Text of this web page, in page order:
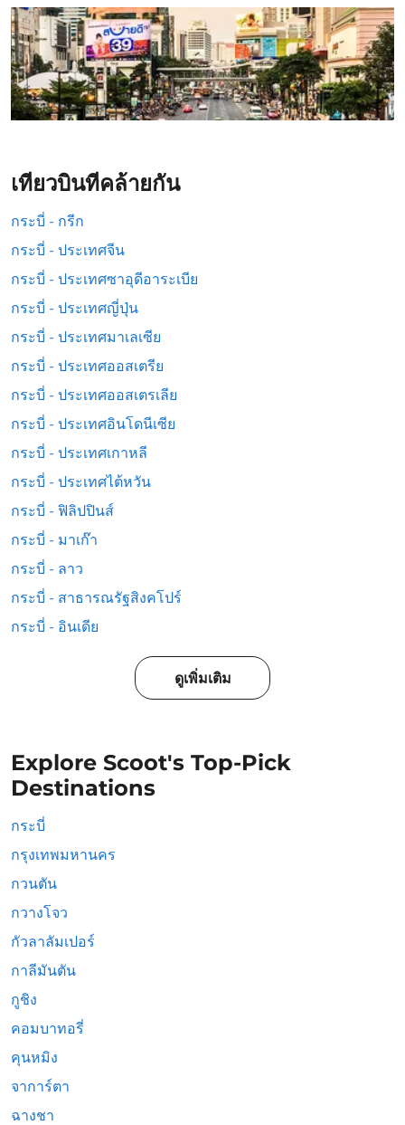
เที่ยวบินที่คล้ายกัน
กระบี่ - กรีก
กระบี่ - ประเทศจีน
กระบี่ - ประเทศซาอุดีอาระเบีย
กระบี่ - ประเทศญี่ปุ่น
กระบี่ - ประเทศมาเลเซีย
กระบี่ - ประเทศออสเตรีย
กระบี่ - ประเทศออสเตรเลีย
กระบี่ - ประเทศอินโดนีเซีย
กระบี่ - ประเทศเกาหลี
กระบี่ - ประเทศไต้หวัน
กระบี่ - ฟิลิปปินส์
กระบี่ - มาเก๊า
กระบี่ - ลาว
กระบี่ - สาธารณรัฐสิงคโปร์
กระบี่ - อินเดีย
ดูเพิ่มเติม
Explore Scoot's Top-Pick
Destinations
กระบี่
กรุงเทพมหานคร
กวนตัน
กวางโจว
กัวลาลัมเปอร์
กาลีมันตัน
กูชิง
คอมบาทอรี่
คุนหมิง
จาการ์ตา
ฉางชา